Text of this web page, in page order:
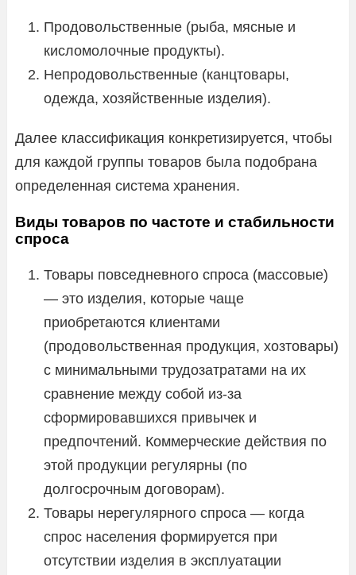
Продовольственные (рыба, мясные и
кисломолочные продукты).
Непродовольственные (канцтовары,
одежда, хозяйственные изделия).
Далее классификация конкретизируется, чтобы
для каждой группы товаров была подобрана
определенная система хранения.
Виды товаров по частоте и стабильности
спроса
Товары повседневного спроса (массовые)
— это изделия, которые чаще
приобретаются клиентами
(продовольственная продукция, хозтовары)
с минимальными трудозатратами на их
сравнение между собой из-за
сформировавшихся привычек и
предпочтений. Коммерческие действия по
этой продукции регулярны (по
долгосрочным договорам).
Товары нерегулярного спроса — когда
спрос населения формируется при
отсутствии изделия в эксплуатации